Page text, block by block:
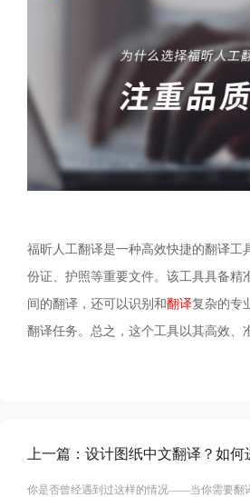
福昕人工翻译是一种高效快捷的翻译工
份证、护照等重要文件。该工具具备精
间的翻译，还可以识别和翻译复杂的专
翻译任务。总之，这个工具以其高效、
上一篇： 设计图纸中文翻译？如何
你是否曾经遇到过这样的情况——当你需要翻